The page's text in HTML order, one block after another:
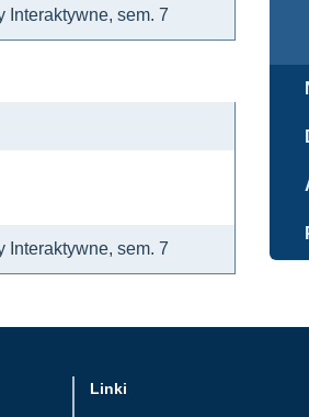
Interaktywne, sem. 7
Interaktywne, sem. 7
Linki